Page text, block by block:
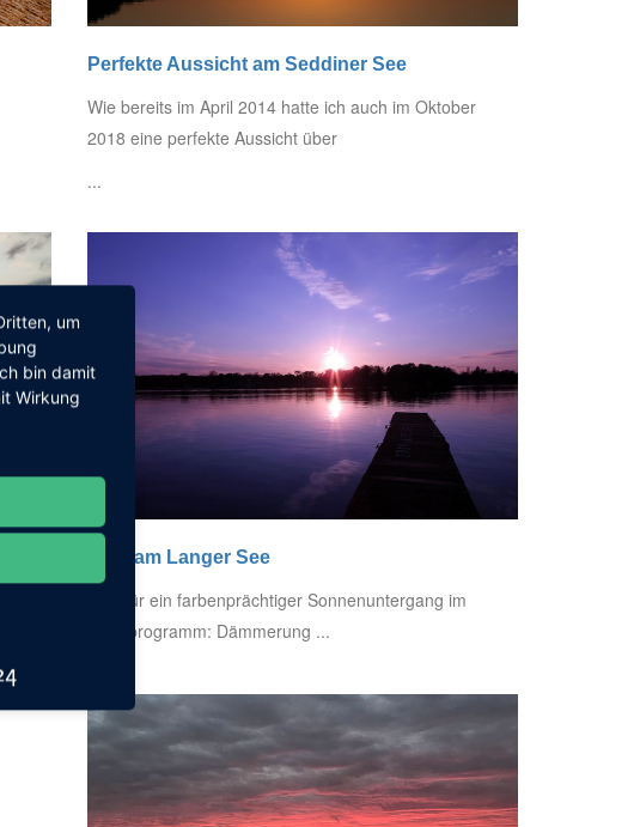
Perfekte Aussicht am Seddiner See
Wie bereits im April 2014 hatte ich auch im Oktober
2018 eine perfekte Aussicht über
...
Steg am Langer See
Was für ein farbenprächtiger Sonnenuntergang im
Motivprogramm: Dämmerung ...
um
bin damit
Wirkung